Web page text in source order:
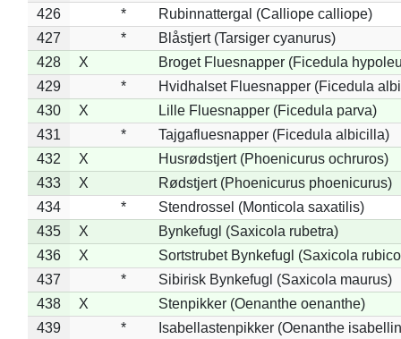
426
*
Rubinnattergal (Calliope calliope)
427
*
Blåstjert (Tarsiger cyanurus)
428
X
Broget Fluesnapper (Ficedula
429
*
Hvidhalset Fluesnapper (Ficedula
430
X
Lille Fluesnapper (Ficedula parva)
431
*
Tajgafluesnapper (Ficedula albicilla)
432
X
Husrødstjert (Phoenicurus ochruros)
433
X
Rødstjert (Phoenicurus phoenicurus)
434
*
Stendrossel (Monticola saxatilis)
435
X
Bynkefugl (Saxicola rubetra)
436
X
Sortstrubet Bynkefugl (Saxicola
437
*
Sibirisk Bynkefugl (Saxicola maurus)
438
X
Stenpikker (Oenanthe oenanthe)
439
* Isabellastenpikker (Oenanthe